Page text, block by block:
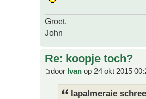
Groet,
John
Re: koopje toch?
door Ivan op 24 okt 2015
lapalmeraie